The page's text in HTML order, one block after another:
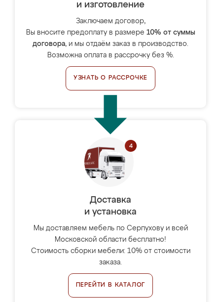
и изготовление
Заключаем договор,
Вы вносите предоплату в размере 10% от суммы
договора, и мы отдаём заказ в производство.
Возможна оплата в рассрочку без %.
УЗНАТЬ О РАССРОЧКЕ
Доставка
и установка
Мы доставляем мебель по Серпухову и всей
Московской области бесплатно!
Стоимость сборки мебели: 10% от стоимости
заказа.
ПЕРЕЙТИ В КАТАЛОГ